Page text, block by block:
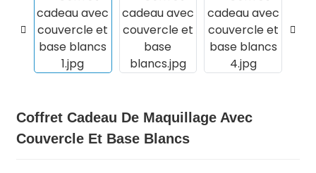
Coffret Cadeau De Maquillage Avec
Couvercle Et Base Blancs